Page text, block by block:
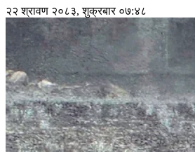
२२ श्रावण २०८३, शुक्रबार ०७:४८